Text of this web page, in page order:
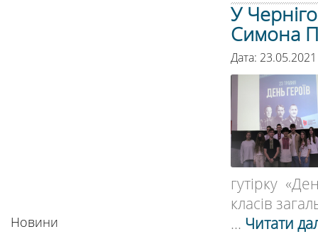
У
Симона
Дата:
гутірку
класів
... Читати
Новини